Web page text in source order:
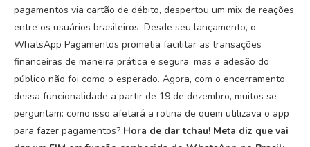
pagamentos via cartão de débito, despertou um mix de reações
entre os usuários brasileiros. Desde seu lançamento, o
WhatsApp Pagamentos prometia facilitar as transações
financeiras de maneira prática e segura, mas a adesão do
público não foi como o esperado. Agora, com o encerramento
dessa funcionalidade a partir de 19 de dezembro, muitos se
perguntam: como isso afetará a rotina de quem utilizava o app
para fazer pagamentos? Hora de dar tchau! Meta diz que vai